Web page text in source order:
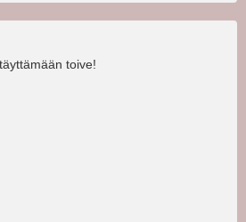
täyttämään toive!